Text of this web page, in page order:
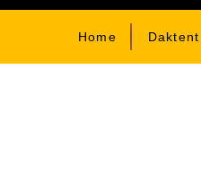
Home Daktent